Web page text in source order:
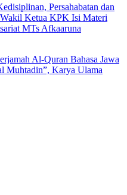
Persahabatan dan
Wakil Ketua KPK Isi Materi
MTs Afkaaruna
Al-Quran Bahasa Jawa
Muhtadin”, Karya Ulama